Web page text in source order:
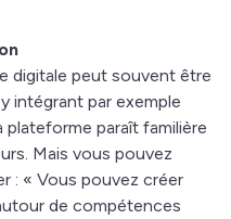
digitale peut souvent être
intégrant par exemple
paraît familière
Mais vous pouvez
: « Vous pouvez créer
de compétences